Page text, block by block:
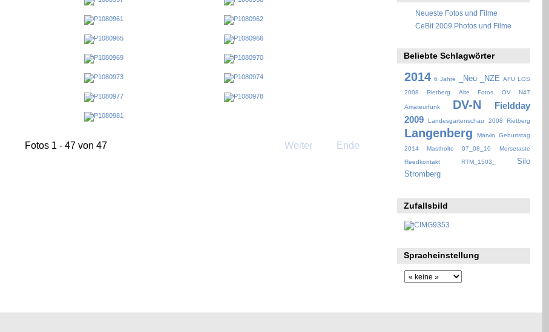
Fotos 1 - 47 von 47 Weiter Ende
Neueste Fotos und Filme
CeBit 2009 Photos und Filme
Beliebte Schlagwörter
2014 6 Jahre _Neu _NZE AFU LGS
2008 Rietberg
Alte Fotos OV N47
Amateurfunk DV-N
Fieldday
2009
Landesgartenschau 2008 Rietberg
Langenberg
Marvin Geburtstag
2014
Mastholte 07_08_10
Morsetaste
Reedkontakt
RTM_1503_
Silo
Stromberg
Zufallsbild
Spracheinstellung